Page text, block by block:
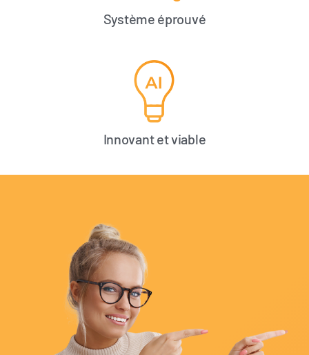
Système éprouvé
Innovant et viable